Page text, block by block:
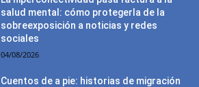
salud mental: cómo protegerla de la
sobreexposición a noticias y redes
sociales
04/08/2026
Cuentos de a pie: historias de migración